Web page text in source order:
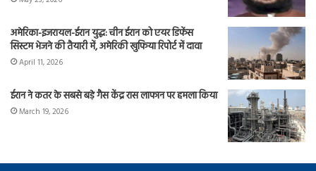
अमेरिका-इजरायल-ईरान युद्ध: चीन ईरान को एयर डिफेंस
सिस्टम भेजने की तैयारी में, अमेरिकी खुफिया रिपोर्ट में दावा
April 11, 2026
ईरान ने कतर के सबसे बड़े गैस केंद्र रास लाफान पर हमला किया
March 19, 2026